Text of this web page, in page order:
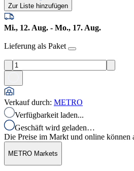
Zur Liste hinzufügen
Mi., 12. Aug. - Mo., 17. Aug.
Lieferung als Paket
Verkauf durch: METRO
Verfügbarkeit laden...
Geschäft wird geladen…
Die Preise im Markt und online können
METRO Markets